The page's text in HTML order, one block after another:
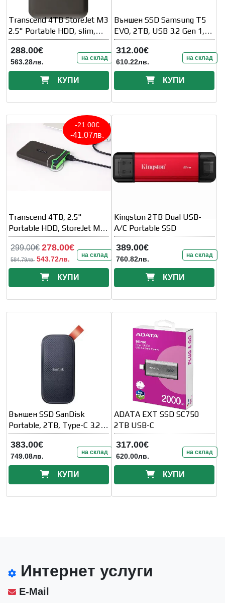
Transcend 4TB StoreJet M3
2.5" Portable HDD, slim,
Type C
288.00€
563.28лв. на склад
КУПИ
Външен SSD Samsung T5
EVO, 2TB, USB 3.2 Gen 1,
Черен
312.00€
610.22лв. на склад
КУПИ
-21.00€
-41.07лв.
Transcend 4TB, 2.5"
Portable HDD, StoreJet M3,
Iron Gray
299.00€ 278.00€
584.79лв. 543.72лв. на склад
КУПИ
Kingston 2TB Dual USB-
A/C Portable SSD
389.00€
760.82лв. на склад
КУПИ
Външен SSD SanDisk
Portable, 2TB, Type-C 3.2
Gen 2, Черен
383.00€
749.08лв. на склад
КУПИ
ADATA EXT SSD SC750
2TB USB-C
317.00€
620.00лв. на склад
КУПИ
Интернет услуги
E-Mail